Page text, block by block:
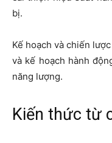
bị.
Kế hoạch và chiến
và kế hoạch hành
năng lượng.
Kiến thức từ